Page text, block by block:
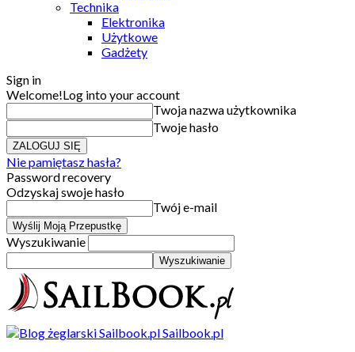
Technika
Elektronika
Użytkowe
Gadżety
Sign in
Welcome!Log into your account
Twoja nazwa użytkownika
Twoje hasło
Nie pamiętasz hasła?
Password recovery
Odzyskaj swoje hasło
Twój e-mail
Wyszukiwanie
Sailbook.pl